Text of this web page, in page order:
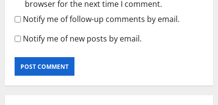
browser for the next time I comment.
Notify me of follow-up comments by email.
Notify me of new posts by email.